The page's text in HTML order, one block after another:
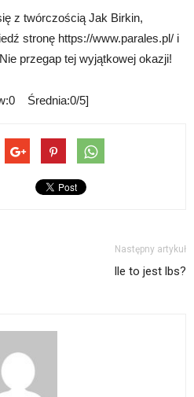
z twórczością Jak Birkin,
stronę https://www.parales.pl/ i
przegap tej wyjątkowej okazji!
Średnia:0/5]
Następny artykuł
Ile to jest lbs?